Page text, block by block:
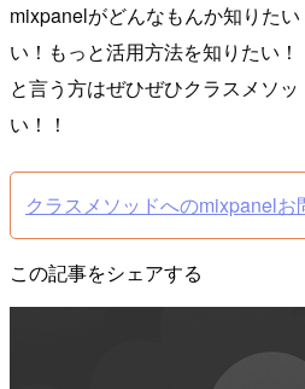
mixpanelがどんなもんか知りた
い！もっと活用方法を知りたい！
と言う方はぜひぜひクラスメソ
い！！
クラスメソッドへのmixpanelお
この記事をシェアする